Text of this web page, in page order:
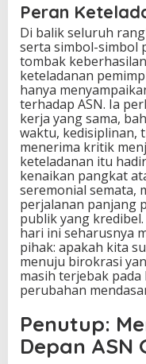
Peran
Di balik seluruh
serta simbol-simbol
tombak
keteladanan
hanya
terhadap ASN. Ia
kerja yang sama,
waktu, kedisiplinan,
menerima kritik
keteladanan itu
kenaikan pangkat
seremonial semata,
perjalanan panjang
publik yang
hari ini seharusnya
pihak: apakah kita
menuju birokrasi
masih terjebak
perubahan
Penutup:
Depan ASN